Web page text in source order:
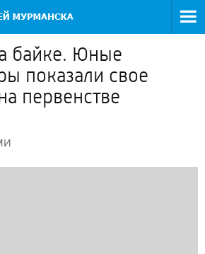
байке. Юные
показали свое
первенстве